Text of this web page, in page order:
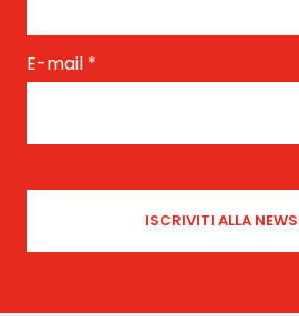
E-mail *